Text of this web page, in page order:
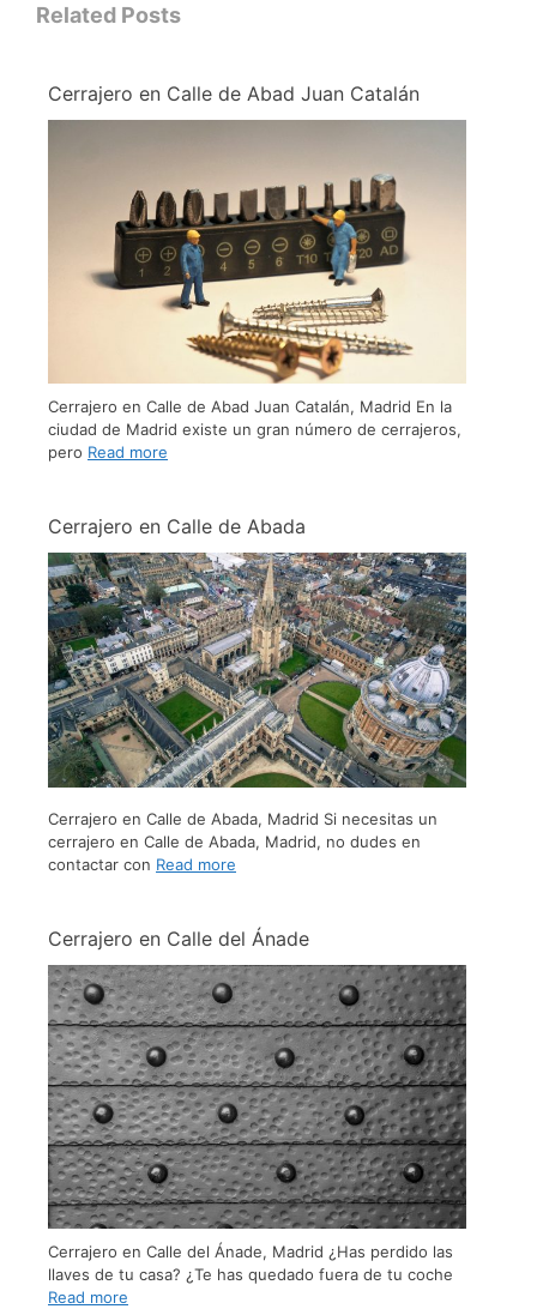
Related Posts
Cerrajero en Calle de Abad Juan Catalán
Cerrajero en Calle de Abad Juan Catalán, Madrid En la
ciudad de Madrid existe un gran número de cerrajeros,
pero Read more
Cerrajero en Calle de Abada
Cerrajero en Calle de Abada, Madrid Si necesitas un
cerrajero en Calle de Abada, Madrid, no dudes en
contactar con Read more
Cerrajero en Calle del Ánade
Cerrajero en Calle del Ánade, Madrid ¿Has perdido las
llaves de tu casa? ¿Te has quedado fuera de tu coche
Read more